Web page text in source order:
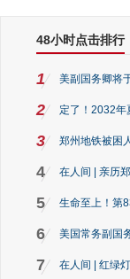
48小时点击排行
1 美副国务卿将
2 定了！2032年
3 郑州地铁被困
4 在人间 | 亲历
5 生命至上！第
6 美国常务副国
7 在人间 | 红绿